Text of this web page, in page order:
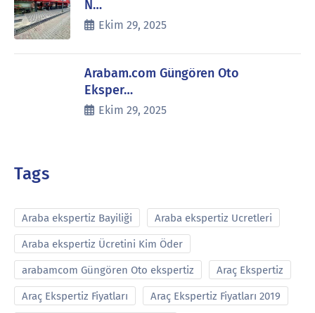
N…
Ekim 29, 2025
Arabam.com Güngören Oto
Eksper…
Ekim 29, 2025
Tags
Araba ekspertiz Bayiliği Araba ekspertiz Ucretleri
Araba ekspertiz Ücretini Kim Öder
arabamcom Güngören Oto ekspertiz Araç Ekspertiz
Araç Ekspertiz Fiyatları Araç Ekspertiz Fiyatları 2019